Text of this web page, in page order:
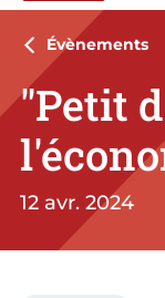
CMA
Évènements
"Petit
12 avr. 2024